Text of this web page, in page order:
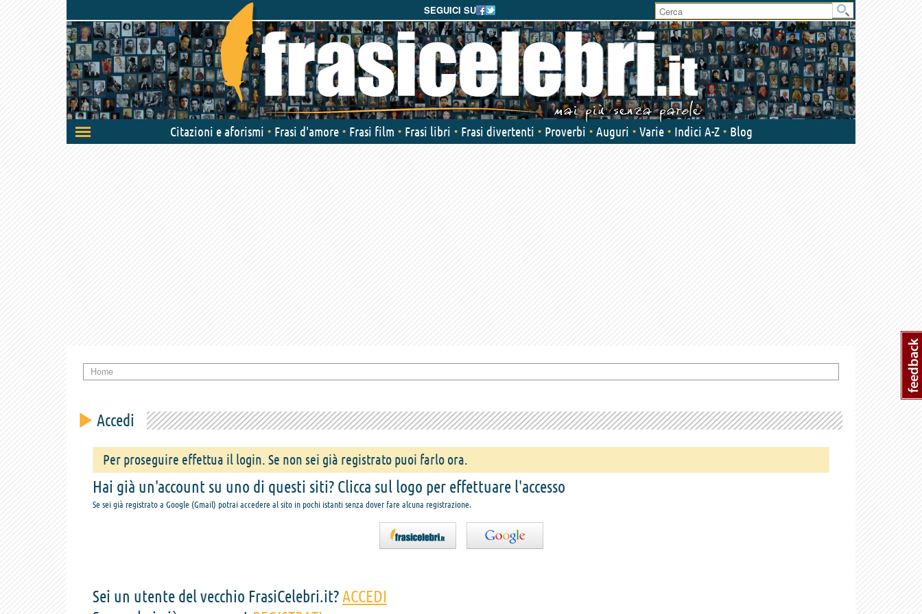
SEGUICI SU
Attiva/disattiva
navigazione
Citazioni e aforismi Frasi d'amore Frasi film Frasi libri Frasi divertenti Proverbi Auguri Varie Indici A-Z Blog
Home
Accedi
Per proseguire effettua il login. Se non sei già registrato puoi farlo ora.
Hai già un'account su uno di questi siti? Clicca sul logo per effettuare l'accesso
Se sei già registrato a Google (Gmail) potrai accedere al sito in pochi istanti senza dover fare alcuna registrazione.
Sei un utente del vecchio FrasiCelebri.it?ACCEDI